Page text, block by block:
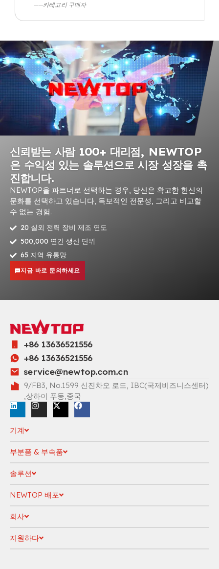
——카테고리 구매자
신뢰받는 사람 100+ 대리점, NEWTOP
은 수익성 있는 솔루션으로 시장 성장을 촉
진합니다.
NEWTOP을 파트너로 선택하는 경우, 당신은 확고한 헌신의
문화를 선택하고 있습니다, 독보적인 전문성, 그리고 비교할
수 없는 경험.
20 실외 전력 장비 제조 연도
500,000 연간 생산 단위
65 지역 유통망
지금 바로 문의하세요
+86 13636521556
+86 13636521556
service@newtop.com.cn
9/FB3, No.1599 신진차오 로드, IBC(국제비즈니스센터)
,상하이 푸동,중국
기계
부분품 & 부속품
솔루션
NEWTOP 배포
회사
지원하다